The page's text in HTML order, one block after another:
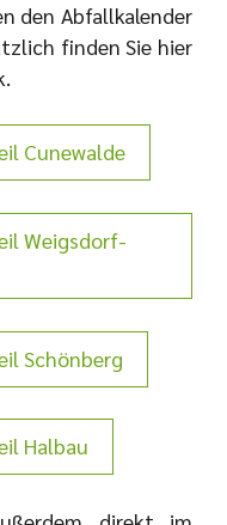
den Abfallkalender
finden Sie hier
Cunewalde
Weigsdorf-
Schönberg
Halbau